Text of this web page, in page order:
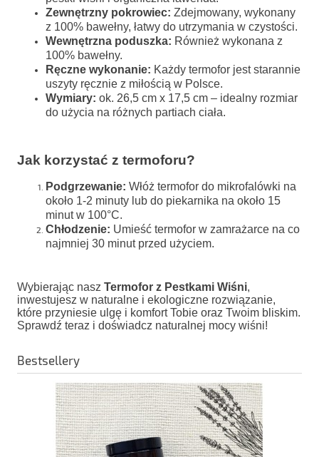
Zewnętrzny pokrowiec: Zdejmowany, wykonany
z 100% bawełny, łatwy do utrzymania w czystości.
Wewnętrzna poduszka: Również wykonana z
100% bawełny.
Ręczne wykonanie: Każdy termofor jest starannie
uszyty ręcznie z miłością w Polsce.
Wymiary: ok. 26,5 cm x 17,5 cm – idealny rozmiar
do użycia na różnych partiach ciała.
Jak korzystać z termoforu?
Podgrzewanie: Włóż termofor do mikrofalówki na
około 1-2 minuty lub do piekarnika na około 15
minut w 100°C.
Chłodzenie: Umieść termofor w zamrażarce na co
najmniej 30 minut przed użyciem.
Wybierając nasz Termofor z Pestkami Wiśni,
inwestujesz w naturalne i ekologiczne rozwiązanie,
które przyniesie ulgę i komfort Tobie oraz Twoim bliskim.
Sprawdź teraz i doświadcz naturalnej mocy wiśni!
Bestsellery